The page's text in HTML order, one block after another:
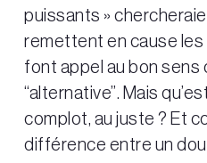
puissants »
remettent en cause
font appel au bon sens
“alternative”. Mais
complot, au juste ? Et
différence entre un